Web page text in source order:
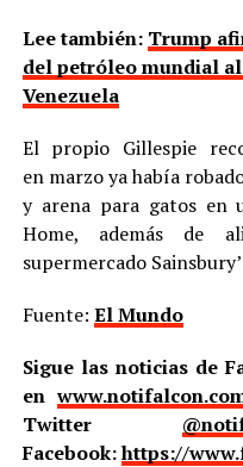
Lee también: Trump
del petróleo mundial
Venezuela
El propio Gillespie
en marzo ya había
y arena para gatos en
Home, además de
supermercado
Fuente: El Mundo
Sigue las noticias de
en
Twitter
Facebook:https://